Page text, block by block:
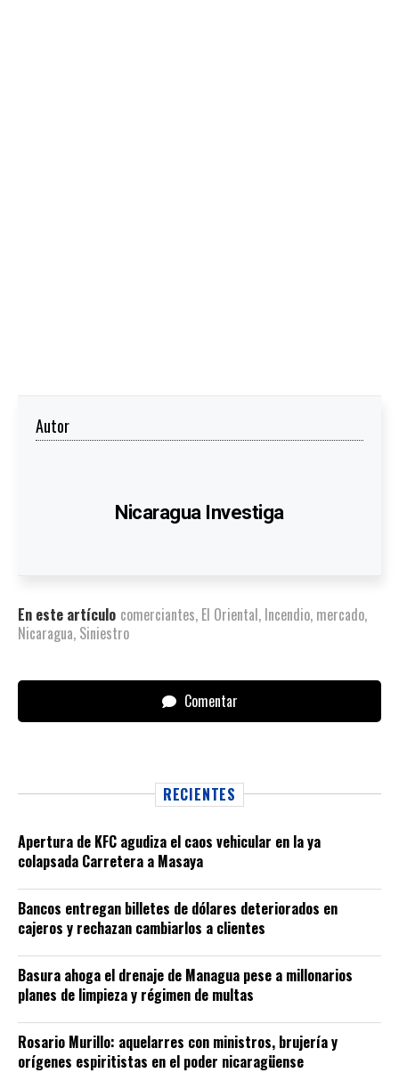
Autor
Nicaragua Investiga
En este artículo comerciantes, El Oriental, Incendio, mercado,
Nicaragua, Siniestro
Comentar
RECIENTES
Apertura de KFC agudiza el caos vehicular en la ya
colapsada Carretera a Masaya
Bancos entregan billetes de dólares deteriorados en
cajeros y rechazan cambiarlos a clientes
Basura ahoga el drenaje de Managua pese a millonarios
planes de limpieza y régimen de multas
Rosario Murillo: aquelarres con ministros, brujería y
orígenes espiritistas en el poder nicaragüense